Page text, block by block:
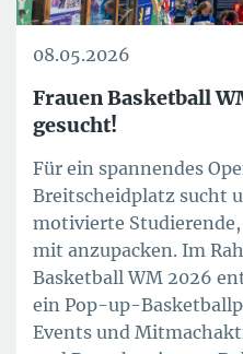
08.05.2026
Frauen Basketball
gesucht!
Für ein spannendes
Breitscheidplatz sucht
motivierte
mit anzupacken. Im
Basketball WM 2026
ein Pop-up-
Events und